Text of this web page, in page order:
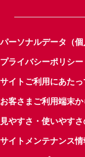
パーソナルデータ（
プライバシーポリシー
サイトご利用にあたっ
お客さまご利用端末
見やすさ・使いやす
サイトメンテナンス情